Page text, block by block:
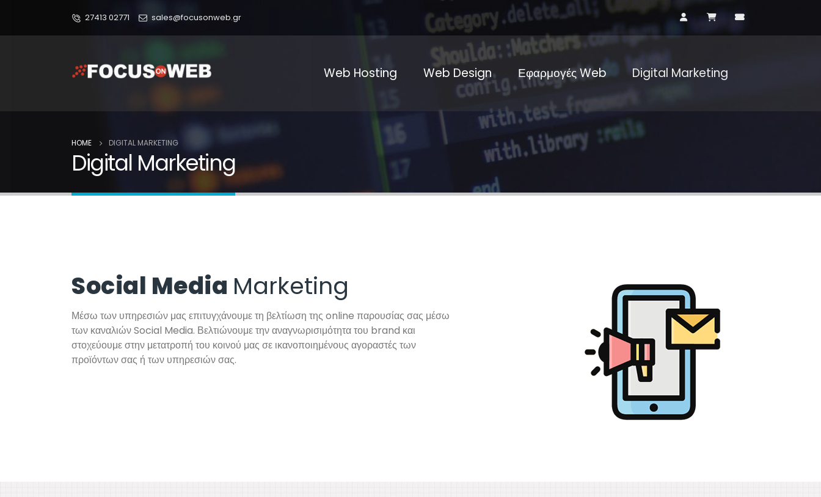
27413 02771 sales@focusonweb.gr
Web Hosting Web Design Εφαρμογές Web Digital Marketing
HOME DIGITAL MARKETING
Digital Marketing
Social Media Marketing
Μέσω των υπηρεσιών μας επιτυγχάνουμε τη βελτίωση της online παρουσίας σας μέσω
των καναλιών Social Media. Βελτιώνουμε την αναγνωρισιμότητα του brand και
στοχεύουμε στην μετατροπή του κοινού μας σε ικανοποιημένους αγοραστές των
προϊόντων σας ή των υπηρεσιών σας.